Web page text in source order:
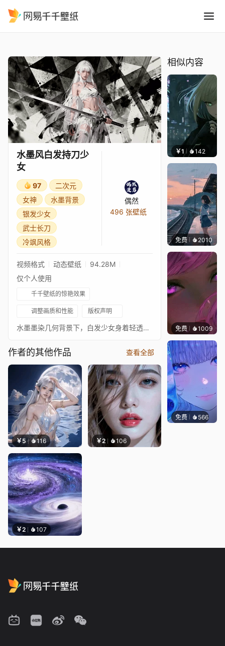
水墨风白发持刀少
女
97
二次元
女神
水墨背景
银发少女
武士长刀
冷飒风格
偶然
496 张壁纸
视频格式 动态壁纸
94.28M
仅个人使用
千千壁纸的惊艳效果
调整画质和性能 版权声明
水墨墨染几何背景下，白发少女身着轻透白装，手持长刀伫立，风格冷冽干净，自带飒爽氛围感。
作者的其他作品 查看全部
￥5 116 ￥2 106
￥2 107
相似内容
￥1 142
免费 2010辰东
免费 1009辰东
免费 566辰东